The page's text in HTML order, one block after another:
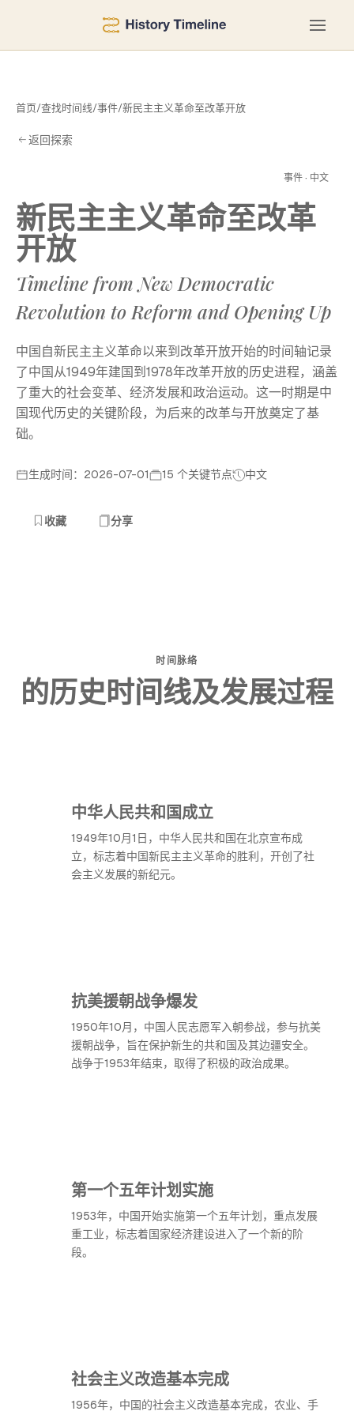
首页/查找时间线/事件/新民主主义革命至改革开放
返回探索
事件 · 中文
新民主主义革命至改革
开放
Timeline from New Democratic
Revolution to Reform and Opening Up
中国自新民主主义革命以来到改革开放开始的时间轴记录
了中国从1949年建国到1978年改革开放的历史进程，涵盖
了重大的社会变革、经济发展和政治运动。这一时期是中
国现代历史的关键阶段，为后来的改革与开放奠定了基
础。
生成时间：2026-07-01 15 个关键节点 中文
收藏 分享
时间脉络
的历史时间线及发展过程
中华人民共和国成立
1949年10月1日，中华人民共和国在北京宣布成
立，标志着中国新民主主义革命的胜利，开创了社
会主义发展的新纪元。
抗美援朝战争爆发
1950年10月，中国人民志愿军入朝参战，参与抗美
援朝战争，旨在保护新生的共和国及其边疆安全。
战争于1953年结束，取得了积极的政治成果。
第一个五年计划实施
1953年，中国开始实施第一个五年计划，重点发展
重工业，标志着国家经济建设进入了一个新的阶
段。
社会主义改造基本完成
1956年，中国的社会主义改造基本完成，农业、手